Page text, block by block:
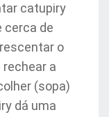
catupiry
cerca de
o
a
(sopa)
dá uma